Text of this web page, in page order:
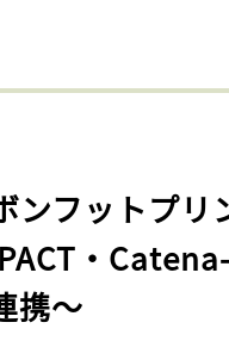
ンフットプリ
・
携〜